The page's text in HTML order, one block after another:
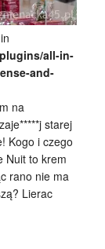
all-in-
and-
na
starej
Kogo i czego
Nuit to krem
rano nie ma
Lierac